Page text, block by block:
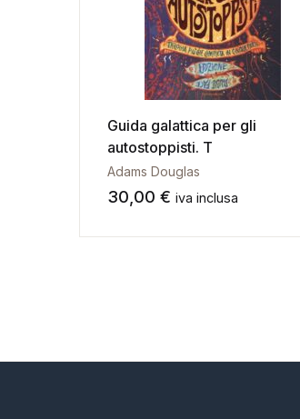
Guida galattica per gli
autostoppisti. T
Adams Douglas
30,00 € iva inclusa